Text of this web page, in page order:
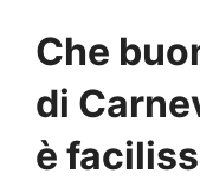
Che
di
è